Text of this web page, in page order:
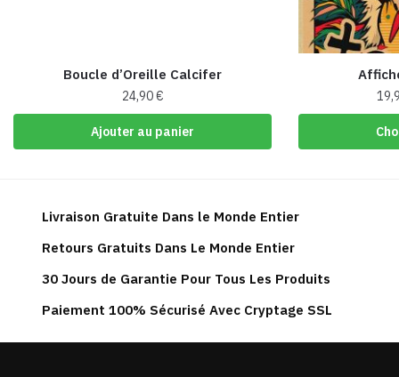
Boucle d’Oreille Calcifer
24,90€
Ajouter au panier
Livraison Gratuite Dans le Monde Entier
Retours Gratuits Dans Le Monde Entier
30 Jours de Garantie Pour Tous Les Produits
Paiement 100% Sécurisé Avec Cryptage SSL